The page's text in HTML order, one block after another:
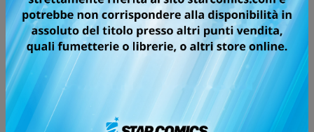
A grandissima richiesta, arriva finalmente la riedizione
completa delle avventure del più piccolo, grande
detective di tutti i tempi! Con testi riveduti e corretti,
una nuova veste grafica e volumi in formato maxi con
sovraccoperta, le indagini dell’infallibile “signorino in
giallo” ripartono da zero!
Shinichi Kudo è un giovane e talentuoso detective. Il